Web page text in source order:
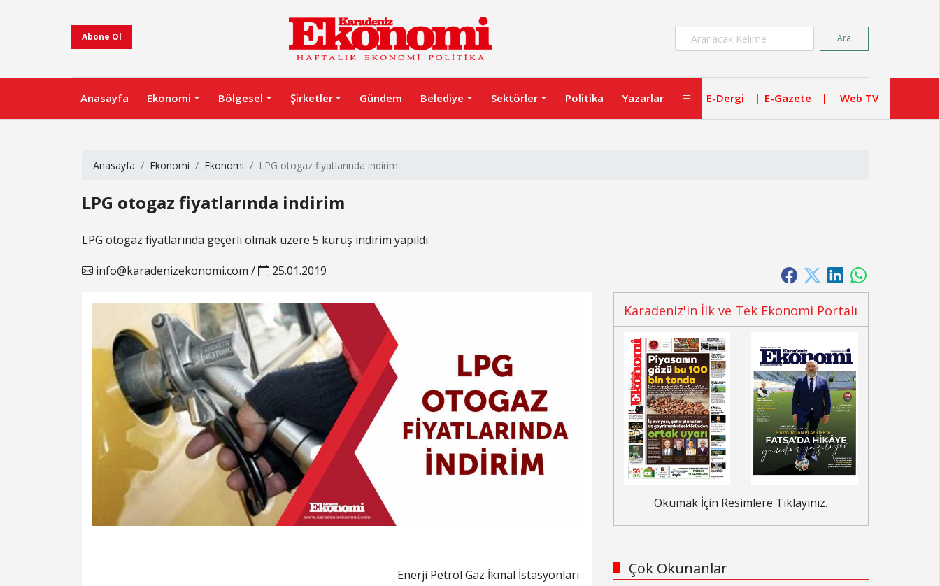
Abone Ol Ara
Anasayfa Ekonomi Bölgesel Şirketler Gündem Belediye Sektörler Politika Yazarlar E-Dergi E-Gazete Web TV
Anasayfa Ekonomi Ekonomi LPG otogaz fiyatlarında indirim
LPG otogaz fiyatlarında indirim
LPG otogaz fiyatlarında geçerli olmak üzere 5 kuruş indirim yapıldı.
info@karadenizekonomi.com / 25.01.2019
Enerji Petrol Gaz İkmal İstasyonları
Karadeniz'in İlk ve Tek Ekonomi Portalı
Okumak İçin Resimlere Tıklayınız.
Çok Okunanlar